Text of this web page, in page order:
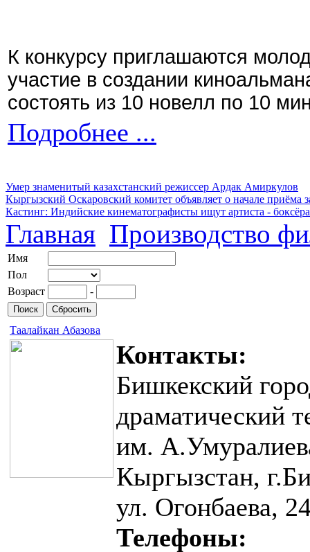
К конкурсу приглашаются
участие в создании
состоять из 10 новелл по 10
Подробнее ...
Умер знаменитый казахстанский режиссер Ардак Амиркулов
Кыргызский Оскаровский комитет объявляет о начале приёма
Кастинг: Индийские кинематографисты ищут артиста -
Главная Производство
Имя
Пол
Возраст
-
Поиск Сбросить
Таалайкан Абазова
Контакты:
Бишкекский
драматический
им.
Кыргызстан,
ул. Огонбаева,
Телефоны: